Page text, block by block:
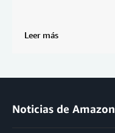
Leer más
Noticias de Amazon